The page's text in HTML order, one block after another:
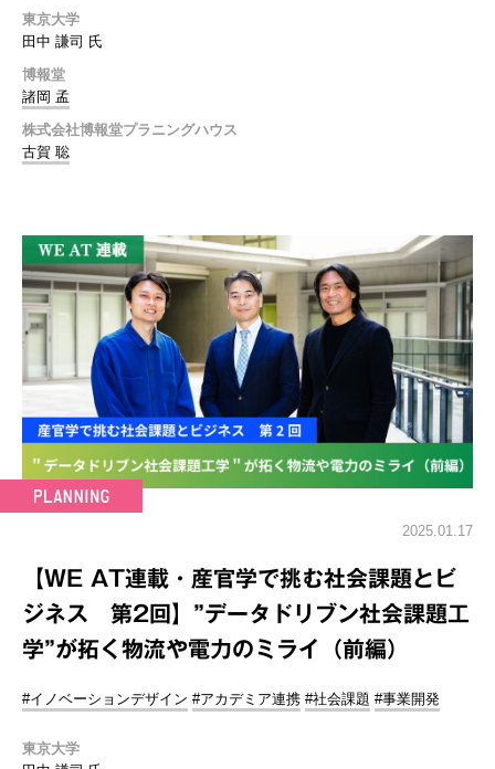
東京大学
田中 謙司 氏
博報堂
諸岡 孟
株式会社博報堂プラニングハウス
古賀 聡
2025.01.17
【WE AT連載・産官学で挑む社会課題とビ
ジネス 第2回】”データドリブン社会課題工
学”が拓く物流や電力のミライ（前編）
#イノベーションデザイン #アカデミア連携 #社会課題 #事業開発
東京大学